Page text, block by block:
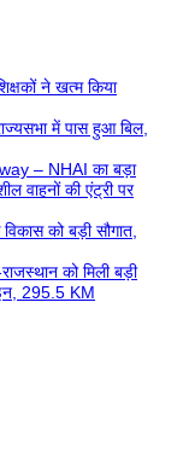
ने खत्म किया
में पास हुआ बिल,
– NHAI का बड़ा
वाहनों की एंट्री पर
को बड़ी सौगात,
को मिली बड़ी
295.5 KM